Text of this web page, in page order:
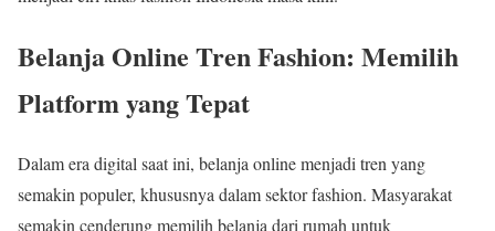
Belanja Online Tren Fashion: Memilih
Platform yang Tepat
Dalam era digital saat ini, belanja online menjadi tren yang
semakin populer, khususnya dalam sektor fashion. Masyarakat
semakin cenderung memilih belanja dari rumah untuk